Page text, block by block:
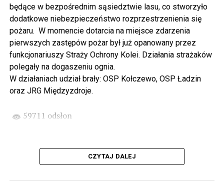
spod biblioteki). O godzinie 19.00 w kolegiacie
wysłuchamy organowego koncertu w wykonaniu
państwa Witkowskich.
Wyjątkowym wydarzeniem będzie koncert w wykonaniu
Kawuś Music Project, podczas którego wysłuchamy
polskich przebojów w jazzowej aranżacji (godz. 20.00
przed biblioteką). Podczas koncertu zaplanowaliśmy dla
Projektów Interreg VI A – Kultura i zrównoważona
turystyka.
będące w bezpośrednim sąsiedztwie lasu, co stworzyło
dodatkowe niebezpieczeństwo rozprzestrzenienia się
pożaru. W momencie dotarcia na miejsce zdarzenia
pierwszych zastępów pożar był już opanowany przez
funkcjonariuszy Straży Ochrony Kolei. Działania strażaków
polegały na dogaszeniu ognia.
W działaniach udział brały: OSP Kołczewo, OSP Ładzin
oraz JRG Międzyzdroje.
59711 odsłon
CZYTAJ DALEJ